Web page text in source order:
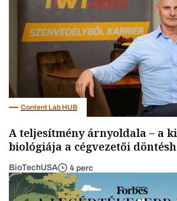
Content Lab HUB
A teljesítmény árnyoldala – a
biológiája a cégvezetői
BioTechUSA 4 perc